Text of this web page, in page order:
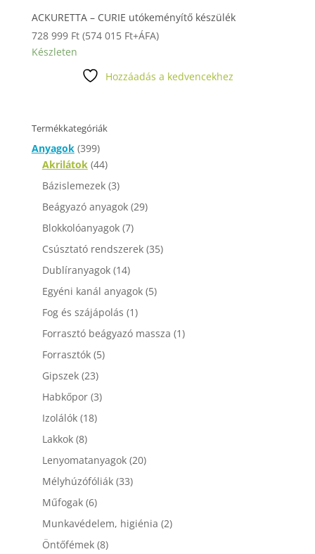
ACKURETTA – CURIE utókeményítő készülék
728 999 Ft (574 015 Ft+ÁFA)
Készleten
Hozzáadás a kedvencekhez
Termékkategóriák
Anyagok (399)
Akrilátok (44)
Bázislemezek (3)
Beágyazó anyagok (29)
Blokkolóanyagok (7)
Csúsztató rendszerek (35)
Dublíranyagok (14)
Egyéni kanál anyagok (5)
Fog és szájápolás (1)
Forrasztó beágyazó massza (1)
Forrasztók (5)
Gipszek (23)
Habkőpor (3)
Izolálók (18)
Lakkok (8)
Lenyomatanyagok (20)
Mélyhúzófóliák (33)
Műfogak (6)
Munkavédelem, higiénia (2)
Öntőfémek (8)